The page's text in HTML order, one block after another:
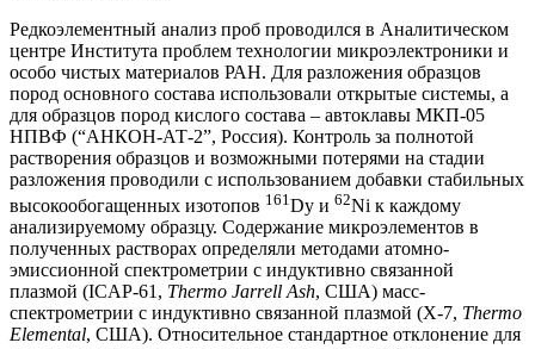
Редкоэлементный анализ проб проводился в Аналитическом
центре Института проблем технологии микроэлектроники и
особо чистых материалов РАН. Для разложения образцов
пород основного состава использовали открытые системы, а
для образцов пород кислого состава – автоклавы МКП-05
НПВФ (“АНКОН-АТ-2”, Россия). Контроль за полнотой
растворения образцов и возможными потерями на стадии
разложения проводили с использованием добавки стабильных
высокообогащенных изотопов 161 Dy и 62Ni к каждому
анализируемому образцу. Содержание микроэлементов в
полученных растворах определяли методами атомно-
эмиссионной спектрометрии с индуктивно связанной
плазмой (ICAP-61, Thermo Jarrеll Ash, США) масс-
спектрометрии с индуктивно связанной плазмой (Х-7, Thermo
Elemental, США). Относительное стандартное отклонение для